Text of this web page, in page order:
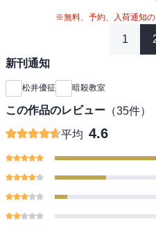
※無料、予約、入荷通知の
1
新刊通知
松井優征 暗殺教室
この作品のレビュー （35件）
平均 4.6